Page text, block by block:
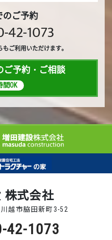
のご予約
42-1073
ご利用いただけます。
ご予約・ご相談
間OK
株式会社
越市脇田新町3-52
42-1073